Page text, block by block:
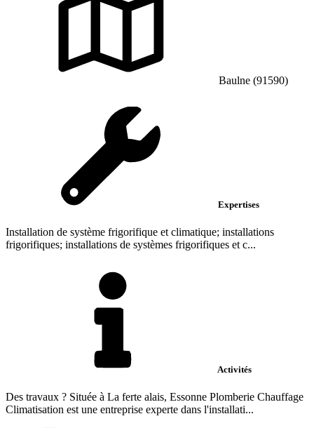
Baulne (91590)
Expertises
Installation de système frigorifique et climatique; installations
frigorifiques; installations de systèmes frigorifiques et c...
Activités
Des travaux ? Située à La ferte alais, Essonne Plomberie Chauffage
Climatisation est une entreprise experte dans l'installati...